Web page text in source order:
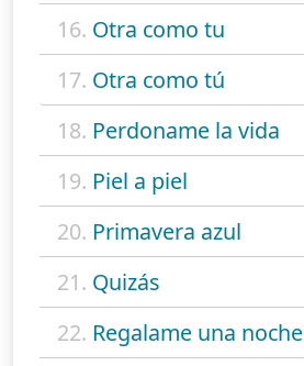
16. Otra como tu
17. Otra como tú
18. Perdoname la vida
19. Piel a piel
20. Primavera azul
21. Quizás
22. Regalame una noche